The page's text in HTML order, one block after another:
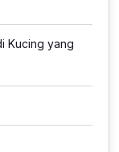
Kucing yang